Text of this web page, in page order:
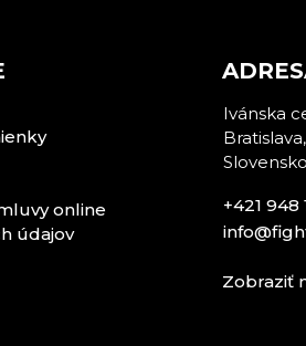
online
údajov
Ivánska
Slovensko
+421 948
Zobraziť